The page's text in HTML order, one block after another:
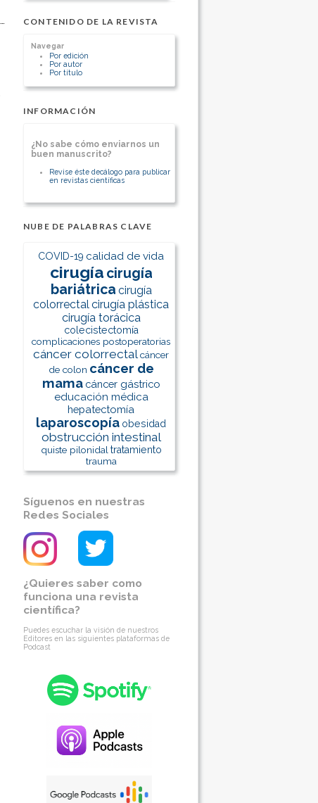
CONTENIDO DE LA REVISTA
Navegar
Por edición
Por autor
Por título
INFORMACIÓN
¿No sabe cómo enviarnos un
buen manuscrito?
Revise éste decálogo para publicar
en revistas científicas
NUBE DE PALABRAS CLAVE
COVID-19 calidad de vida
cirugía cirugía
bariátrica cirugía
colorrectalcirugía plástica
cirugía torácica
colecistectomía
complicaciones postoperatorias
cáncer colorrectalcáncer
de colon cáncer de
mama cáncer gástrico
educación médica
hepatectomía
laparoscopía obesidad
obstrucción intestinal
quiste pilonidal tratamiento
trauma
Síguenos en nuestras
Redes Sociales
¿Quieres saber como
funciona una revista
científica?
Puedes escuchar la visión de nuestros
Editores en las siguientes plataformas de
Podcast